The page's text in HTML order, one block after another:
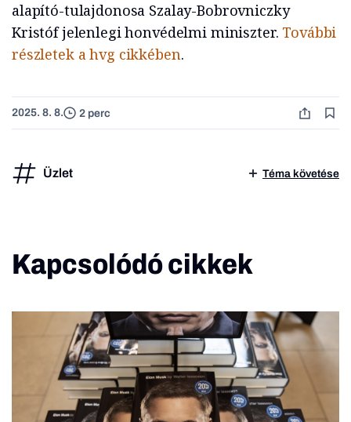
alapító-tulajdonosa Szalay-Bobrovniczky
Kristóf jelenlegi honvédelmi miniszter. További
részletek a hvg cikkében.
2025. 8. 8. 2 perc
Üzlet Téma követése
Kapcsolódó cikkek